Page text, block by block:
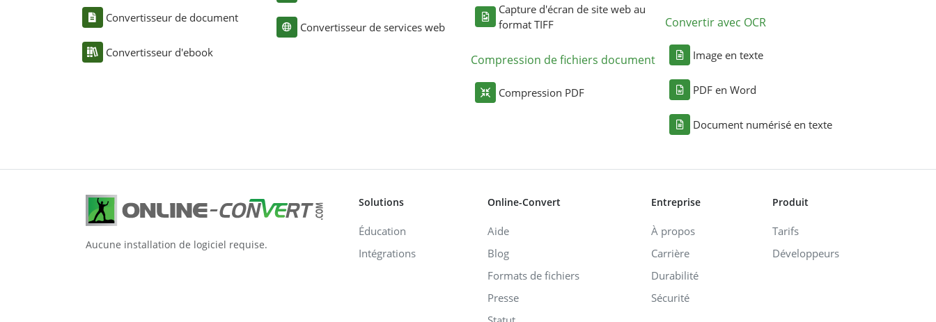
Convertisseur de document
Convertisseur d'ebook
Convertisseur de services web
Capture d'écran de site web au
format TIFF
Compression de fichiers document
Compression PDF
Convertir avec OCR
Image en texte
PDF en Word
Document numérisé en texte
Aucune installation de logiciel requise.
Solutions
Éducation
Intégrations
Online-Convert
Aide
Blog
Formats de fichiers
Presse
Entreprise
À propos
Carrière
Durabilité
Sécurité
Produit
Tarifs
Développeurs